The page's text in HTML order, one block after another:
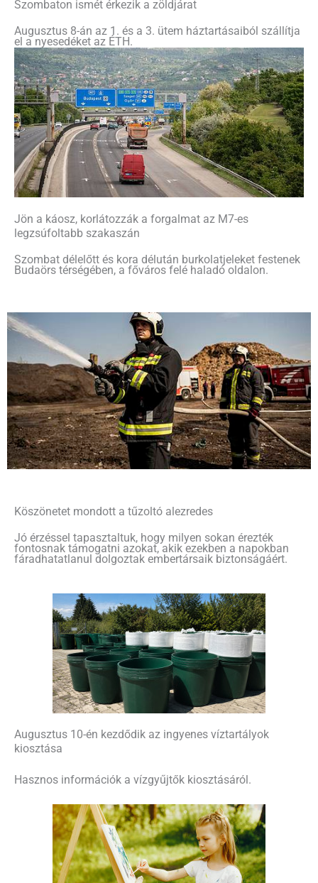
Szombaton ismét érkezik a zöldjárat
Augusztus 8-án az 1. és a 3. ütem háztartásaiból szállítja
el a nyesedéket az ÉTH.
Jön a káosz, korlátozzák a forgalmat az M7-es
legzsúfoltabb szakaszán
Szombat délelőtt és kora délután burkolatjeleket festenek
Budaörs térségében, a főváros felé haladó oldalon.
Köszönetet mondott a tűzoltó alezredes
Jó érzéssel tapasztaltuk, hogy milyen sokan érezték
fontosnak támogatni azokat, akik ezekben a napokban
fáradhatatlanul dolgoztak embertársaik biztonságáért.
Augusztus 10-én kezdődik az ingyenes víztartályok
kiosztása
Hasznos információk a vízgyűjtők kiosztásáról.